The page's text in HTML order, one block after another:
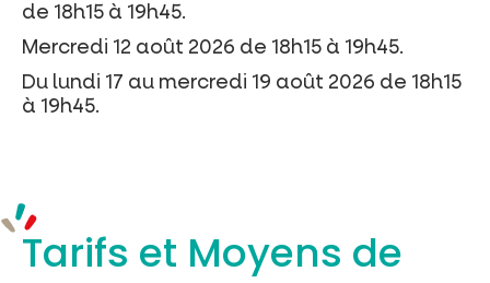
de 18h15 à 19h45.
Mercredi 12 août 2026 de 18h15 à 19h45.
Du lundi 17 au mercredi 19 août 2026 de 18h15
à 19h45.
Tarifs et Moyens de